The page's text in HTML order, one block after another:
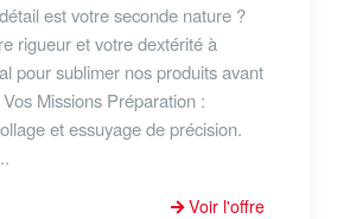
est votre seconde nature ?
rigueur et votre dextérité à
pour sublimer nos produits avant
Missions Préparation :
et essuyage de précision.
Voir l'offre